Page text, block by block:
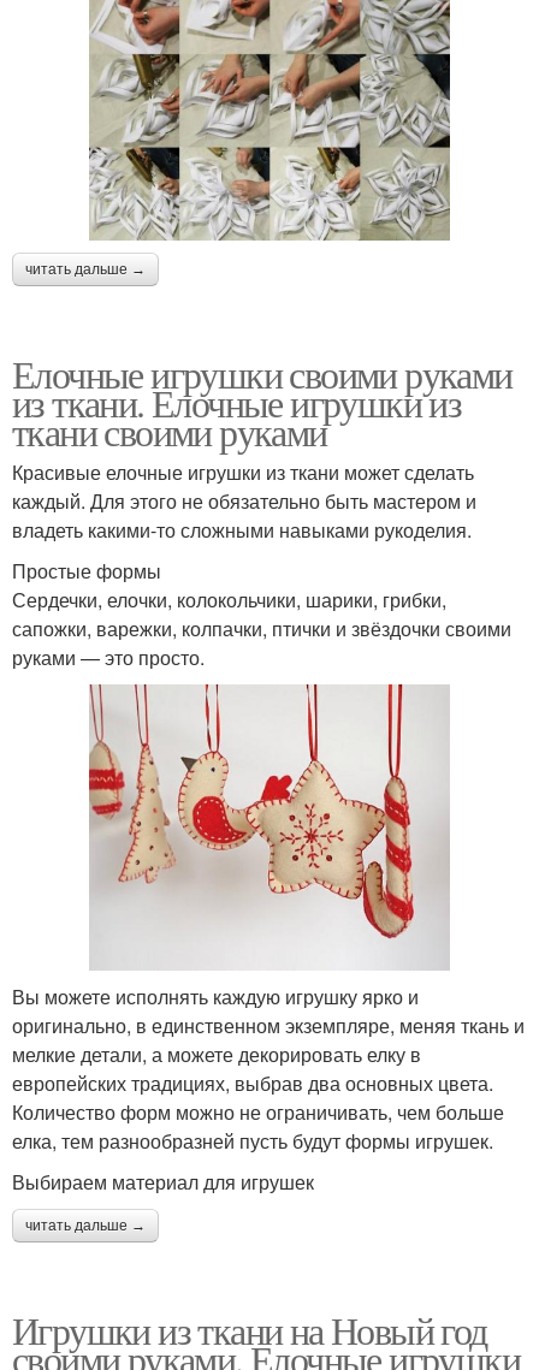
читать дальше →
Елочные игрушки своими руками
из ткани. Елочные игрушки из
ткани своими руками
Красивые елочные игрушки из ткани может сделать
каждый. Для этого не обязательно быть мастером и
владеть какими-то сложными навыками рукоделия.
Простые формы
Сердечки, елочки, колокольчики, шарики, грибки,
сапожки, варежки, колпачки, птички и звёздочки своими
руками — это просто.
Вы можете исполнять каждую игрушку ярко и
оригинально, в единственном экземпляре, меняя ткань и
мелкие детали, а можете декорировать елку в
европейских традициях, выбрав два основных цвета.
Количество форм можно не ограничивать, чем больше
елка, тем разнообразней пусть будут формы игрушек.
Выбираем материал для игрушек
читать дальше →
Игрушки из ткани на Новый год
своими руками. Елочные игрушки